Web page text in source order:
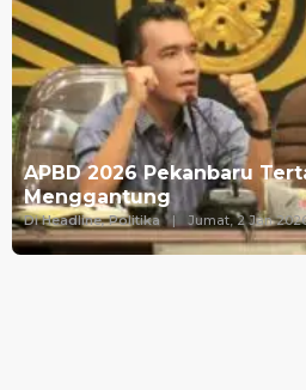
APBD 2026 Pekanbaru
Menggantung
Di Headline, Politika | Jumat, 2 Jan